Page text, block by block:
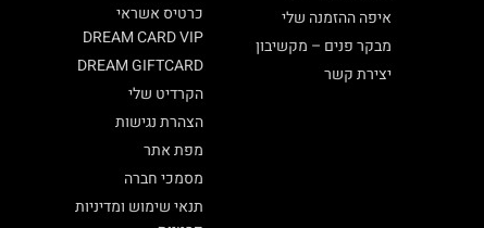
כרטיס אשראי
DREAM CARD VIP
DREAM GIFTCARD
הקרדיט שלי
הצהרת נגישות
מפת אתר
מסמכי חברה
תנאי שימוש ומדיניות
איפה ההזמנה שלי
מבקר פנים – מקשיבון
יצירת קשר